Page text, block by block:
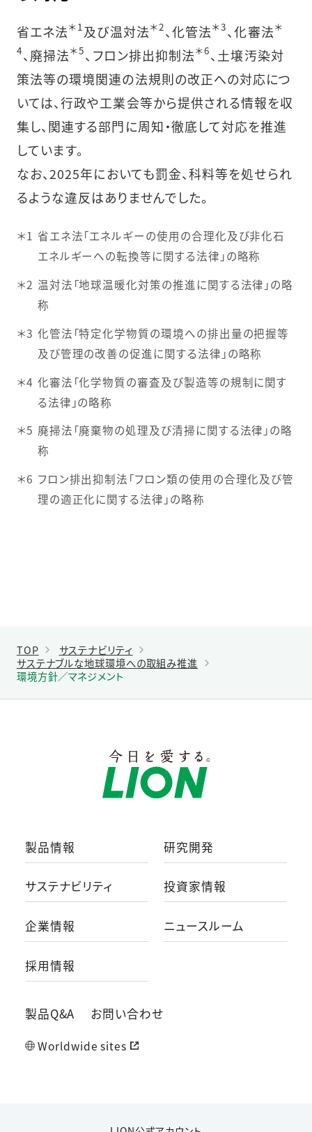
省エネ法＊1及び温対法＊2、化管法＊3、化審法＊
4、廃掃法＊5、フロン排出抑制法＊6、土壌汚染対
策法等の環境関連の法規則の改正への対応につ
いては、行政や工業会等から提供される情報を収
集し、関連する部門に周知・徹底して対応を推進
しています。
なお、2025年においても罰金、科料等を処せられ
るような違反はありませんでした。
＊1 省エネ法「エネルギーの使用の合理化及び非化石
エネルギーへの転換等に関する法律」の略称
＊2 温対法「地球温暖化対策の推進に関する法律」の略
称
＊3 化管法「特定化学物質の環境への排出量の把握等
及び管理の改善の促進に関する法律」の略称
＊4 化審法「化学物質の審査及び製造等の規制に関す
る法律」の略称
＊5 廃掃法「廃棄物の処理及び清掃に関する法律」の略
称
＊6 フロン排出抑制法「フロン類の使用の合理化及び管
理の適正化に関する法律」の略称
TOP
サステナビリティ
サステナブルな地球環境への取組み推進
環境方針／マネジメント
製品情報 研究開発
サステナビリティ 投資家情報
企業情報 ニュースルーム
採用情報
製品Q&A お問い合わせ
Worldwide sites